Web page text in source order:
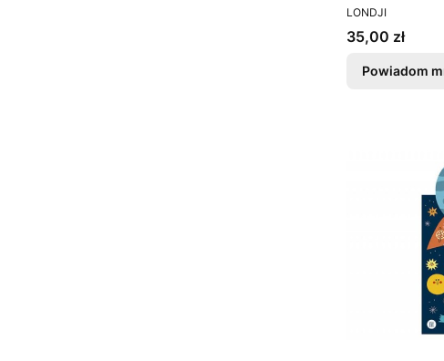
dzieci
PRODUCENT
LONDJI
Cena
35,00 zł
Powiadom